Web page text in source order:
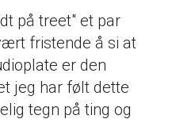
på treet" et par
fristende å si at
er den
jeg har følt dette
tegn på ting og